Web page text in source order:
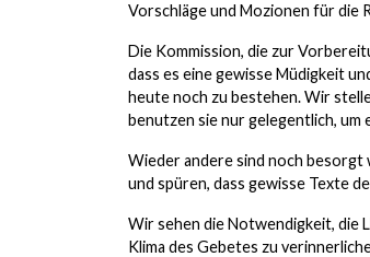
Vorschläge und Mozionen für
Die Kommission, die zur
dass es eine gewisse Müdigkeit
heute noch zu bestehen. Wir
benutzen sie nur gelegentlich,
Wieder andere sind noch besorgt
und spüren, dass gewisse Texte
Wir sehen die Notwendigkeit, die
Klima des Gebetes zu